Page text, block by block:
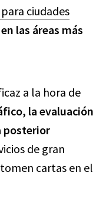
ciudades
las áreas más
a la hora de
la evaluación
posterior
de gran
cartas en el